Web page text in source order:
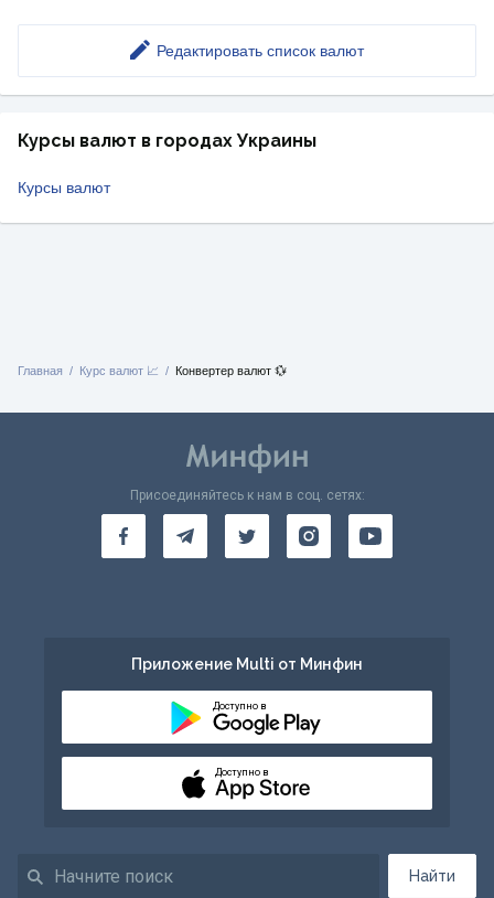
Редактировать список валют
Курсы валют в городах Украины
Курсы валют
Главная Курс валют 📈 Конвертер валют 💱
Найти
Присоединяйтесь к нам в соц. сетях:
Приложение Multi от Минфин
Доступно в
Доступно в